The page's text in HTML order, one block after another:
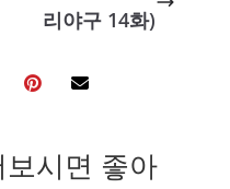
리야구 14화)
시면 좋아